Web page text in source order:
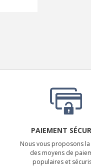
PAIEMENT
Nous vous proposons
des moyens de
populaires et